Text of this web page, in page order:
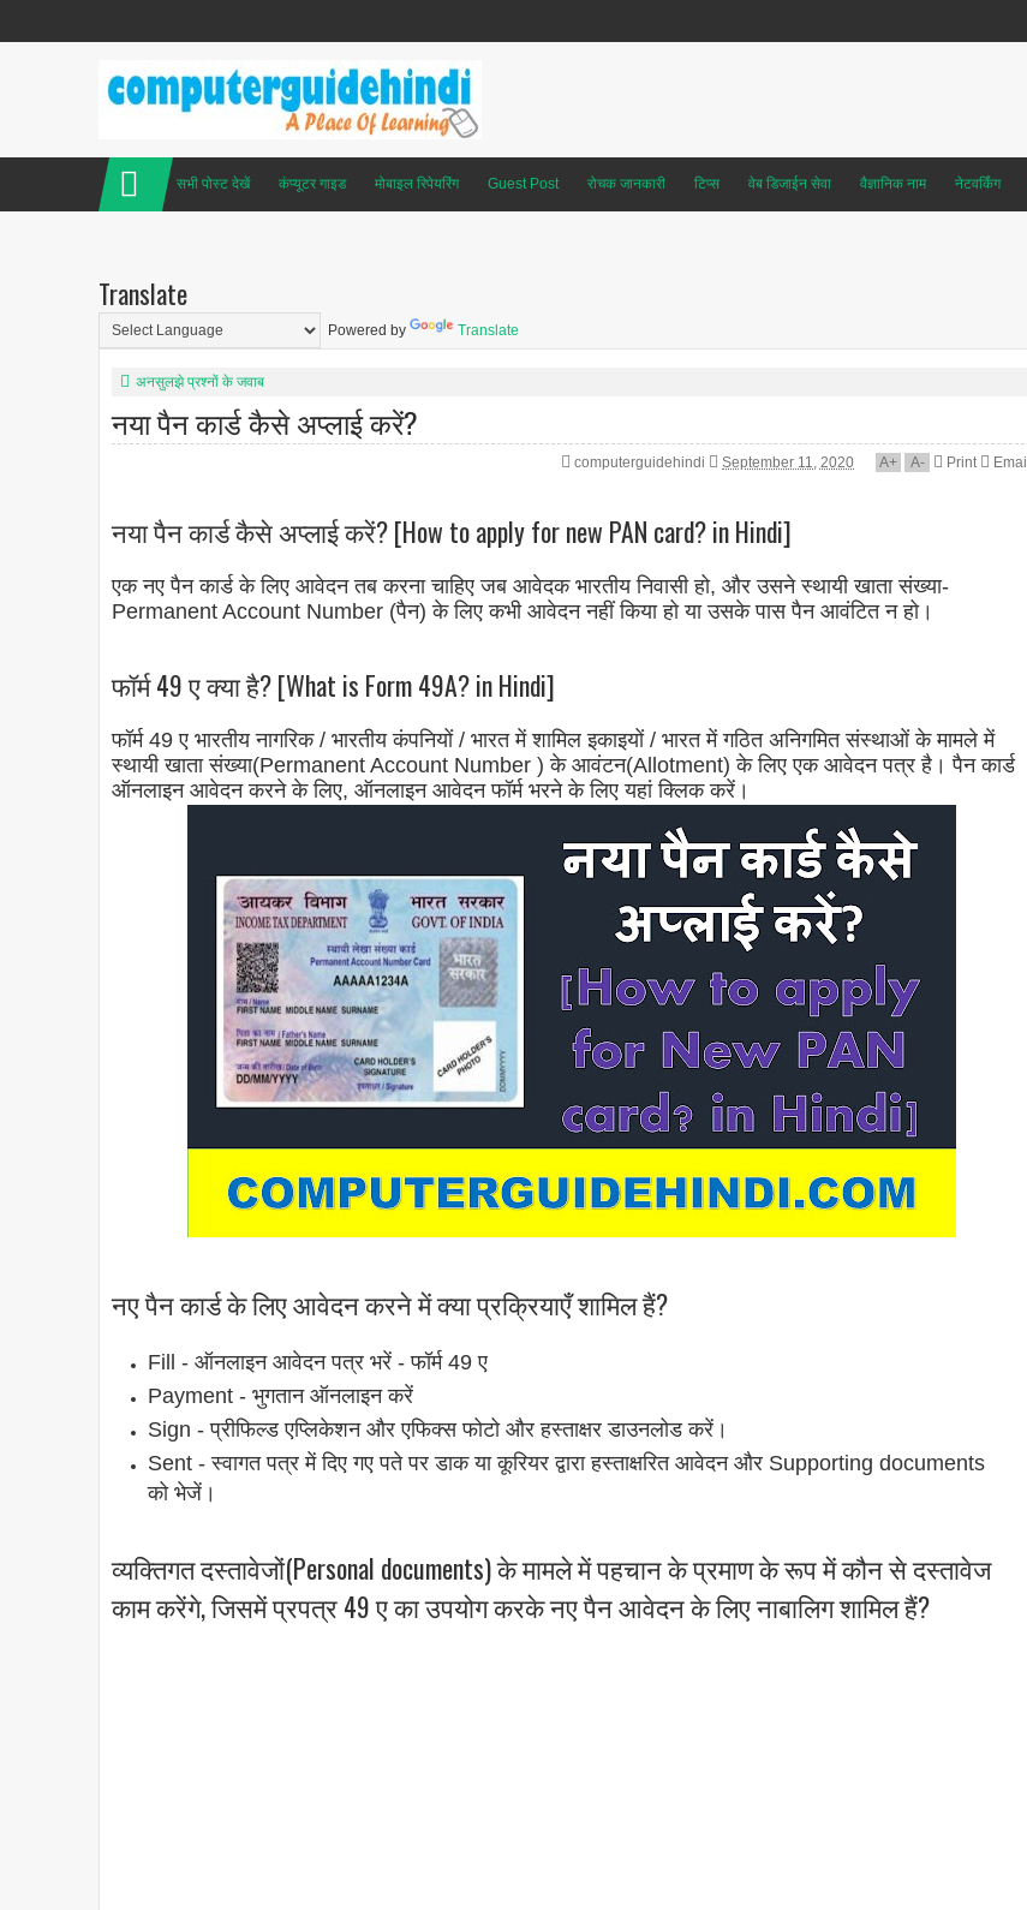
सभी पोस्ट देखें कंप्यूटर गाइड मोबाइल रिपेयरिंग Guest Post रोचक जानकारी टिप्स वेब डिजाईन सेवा वैज्ञानिक नाम नेटवर्किंग
Translate
Powered by Translate
अनसुलझे प्रश्नों के जवाब
नया पैन कार्ड कैसे अप्लाई करें?
computerguidehindi September 11, 2020 A+ A- Print Email
नया पैन कार्ड कैसे अप्लाई करें? [How to apply for new PAN card? in Hindi]
एक नए पैन कार्ड के लिए आवेदन तब करना चाहिए जब आवेदक भारतीय निवासी हो, और उसने स्थायी खाता संख्या-
Permanent Account Number (पैन) के लिए कभी आवेदन नहीं किया हो या उसके पास पैन आवंटित न हो।
फॉर्म 49 ए क्या है? [What is Form 49A? in Hindi]
फॉर्म 49 ए भारतीय नागरिक / भारतीय कंपनियों / भारत में शामिल इकाइयों / भारत में गठित अनिगमित संस्थाओं के मामले में
स्थायी खाता संख्या(Permanent Account Number ) के आवंटन(Allotment) के लिए एक आवेदन पत्र है। पैन कार्ड
ऑनलाइन आवेदन करने के लिए, ऑनलाइन आवेदन फॉर्म भरने के लिए यहां क्लिक करें।
नए पैन कार्ड के लिए आवेदन करने में क्या प्रक्रियाएँ शामिल हैं?
Fill - ऑनलाइन आवेदन पत्र भरें - फॉर्म 49 ए
Payment - भुगतान ऑनलाइन करें
Sign - प्रीफिल्ड एप्लिकेशन और एफिक्स फोटो और हस्ताक्षर डाउनलोड करें।
Sent - स्वागत पत्र में दिए गए पते पर डाक या कूरियर द्वारा हस्ताक्षरित आवेदन और Supporting documents
को भेजें।
व्यक्तिगत दस्तावेजों(Personal documents) के मामले में पहचान के प्रमाण के रूप में कौन से दस्तावेज
काम करेंगे, जिसमें प्रपत्र 49 ए का उपयोग करके नए पैन आवेदन के लिए नाबालिग शामिल हैं?